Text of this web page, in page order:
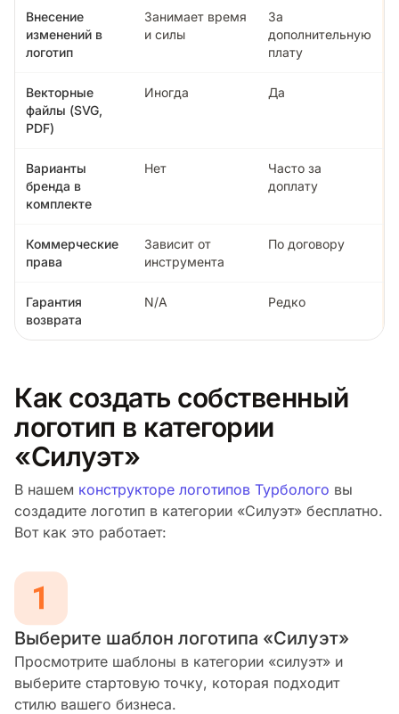
Внесение
изменений в
логотип
Занимает время
и силы
За
дополнительную
плату
Векторные
файлы (SVG,
PDF)
Иногда Да
Варианты
бренда в
комплекте
Нет
Часто за
доплату
Коммерческие
права
Зависит от
инструмента
По договору
Гарантия
возврата
N/A Редко
Как создать собственный
логотип в категории
«Силуэт»
В нашем конструкторе логотипов Турболого вы
создадите логотип в категории «Силуэт» бесплатно.
Вот как это работает:
Выберите шаблон логотипа «Силуэт»
Просмотрите шаблоны в категории «силуэт» и
выберите стартовую точку, которая подходит
стилю вашего бизнеса.